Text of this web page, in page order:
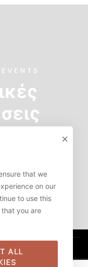
that we
on our
to use this
that you are
ALL